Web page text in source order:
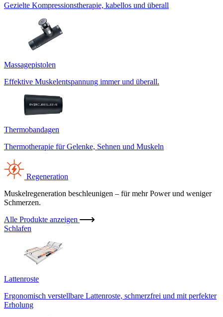
Gezielte Kompressionstherapie, kabellos und überall
Massagepistolen
Effektive Muskelentspannung immer und überall.
Thermobandagen
Thermotherapie für Gelenke, Sehnen und Muskeln
Regeneration
Muskelregeneration beschleunigen – für mehr Power und weniger
Schmerzen.
Alle Produkte anzeigen
Schlafen
Lattenroste
Ergonomisch verstellbare Lattenroste, schmerzfrei und mit perfekter
Erholung